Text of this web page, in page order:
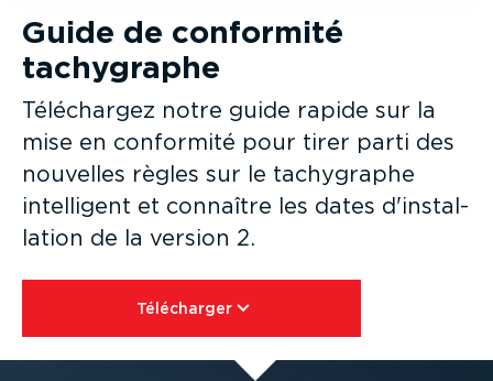
Guide de conformité
tachygraphe
Téléchargez notre guide rapide sur la
mise en conformité pour tirer parti des
nouvelles règles sur le tachygraphe
intelligent et connaître les dates d'instal­
lation de la version 2.
Télécharger⁠